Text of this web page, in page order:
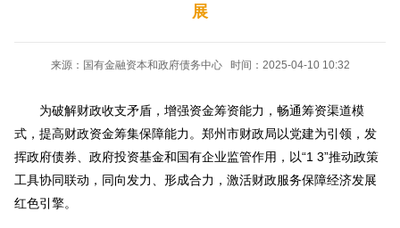
展
来源：国有金融资本和政府债务中心 时间：2025-04-10 10:32
为破解财政收支矛盾，增强资金筹资能力，畅通筹资渠道模
式，提高财政资金筹集保障能力。郑州市财政局以党建为引领，发
挥政府债券、政府投资基金和国有企业监管作用，以“1 3”推动政策
工具协同联动，同向发力、形成合力，激活财政服务保障经济发展
红色引擎。